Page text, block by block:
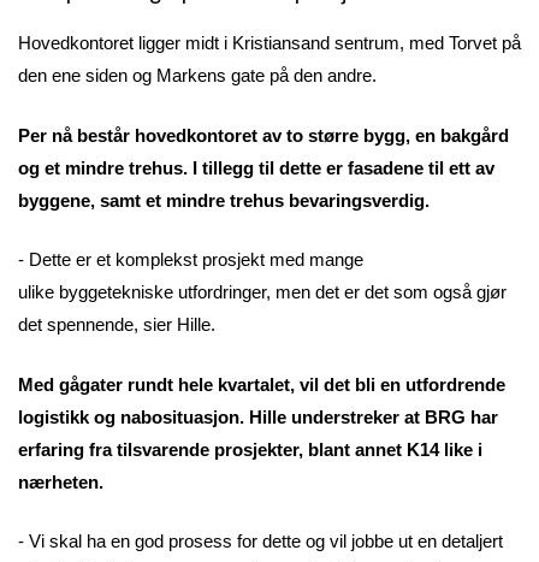
Hovedkontoret ligger midt i Kristiansand sentrum, med Torvet på
den ene siden og Markens gate på den andre.
Per nå består hovedkontoret av to større bygg, en bakgård
og et mindre trehus. I tillegg til dette er fasadene til ett av
byggene, samt et mindre trehus bevaringsverdig.
- Dette er et komplekst prosjekt med mange
ulike byggetekniske utfordringer, men det er det som også gjør
det spennende, sier Hille.
Med gågater rundt hele kvartalet, vil det bli en utfordrende
logistikk og nabosituasjon. Hille understreker at BRG har
erfaring fra tilsvarende prosjekter, blant annet K14 like i
nærheten.
- Vi skal ha en god prosess for dette og vil jobbe ut en detaljert